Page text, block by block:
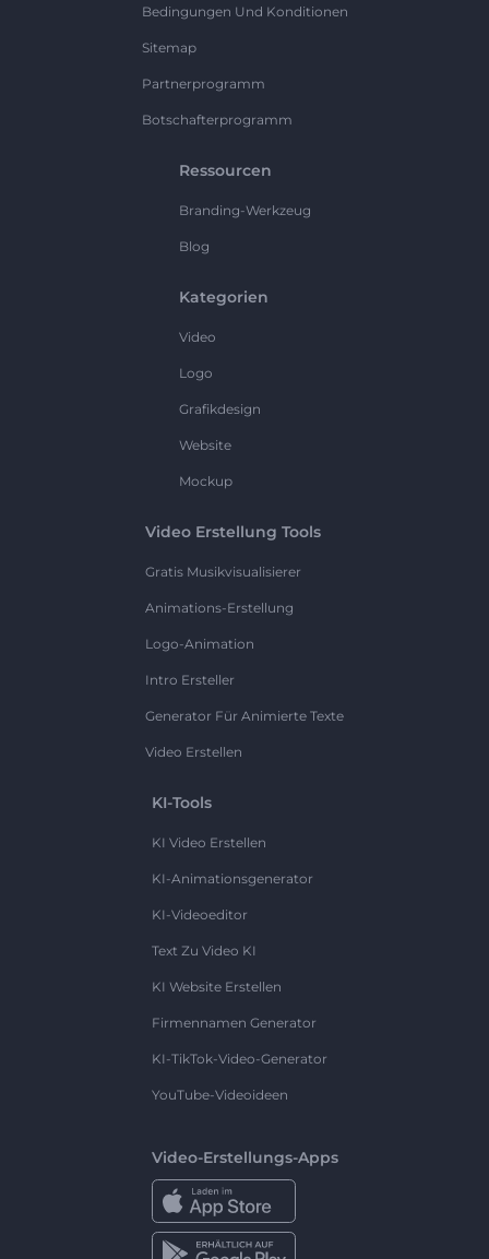
Bedingungen Und Konditionen
Sitemap
Partnerprogramm
Botschafterprogramm
Ressourcen
Branding-Werkzeug
Blog
Kategorien
Video
Logo
Grafikdesign
Website
Mockup
Video Erstellung Tools
Gratis Musikvisualisierer
Animations-Erstellung
Logo-Animation
Intro Ersteller
Generator Für Animierte Texte
Video Erstellen
KI-Tools
KI Video Erstellen
KI-Animationsgenerator
KI-Videoeditor
Text Zu Video KI
KI Website Erstellen
Firmennamen Generator
KI-TikTok-Video-Generator
YouTube-Videoideen
Video-Erstellungs-Apps